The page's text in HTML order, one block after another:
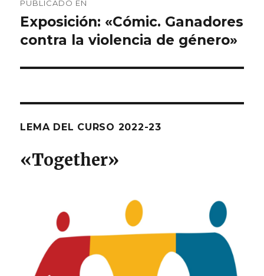
de
entradas
PUBLICADO EN
Exposición: «Cómic. Ganadores
contra la violencia de género»
LEMA DEL CURSO 2022-23
«Together»